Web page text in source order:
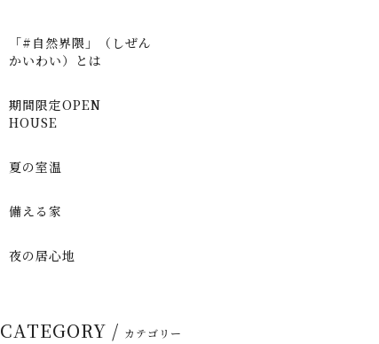
「#自然界隈」（しぜん
かいわい）とは
期間限定OPEN
HOUSE
夏の室温
備える家
夜の居心地
CATEGORY / カテゴリー